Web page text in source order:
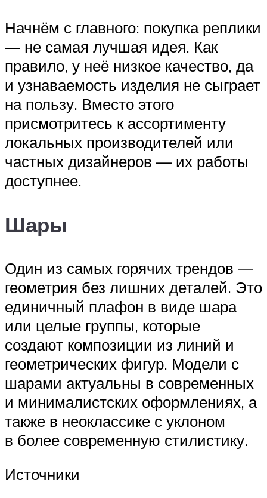
Начнём с главного: покупка реплики
— не самая лучшая идея. Как
правило, у неё низкое качество, да
и узнаваемость изделия не сыграет
на пользу. Вместо этого
присмотритесь к ассортименту
локальных производителей или
частных дизайнеров — их работы
доступнее.
Шары
Один из самых горячих трендов —
геометрия без лишних деталей. Это
единичный плафон в виде шара
или целые группы, которые
создают композиции из линий и
геометрических фигур. Модели с
шарами актуальны в современных
и минималистских оформлениях, а
также в неоклассике с уклоном
в более современную стилистику.
Источники